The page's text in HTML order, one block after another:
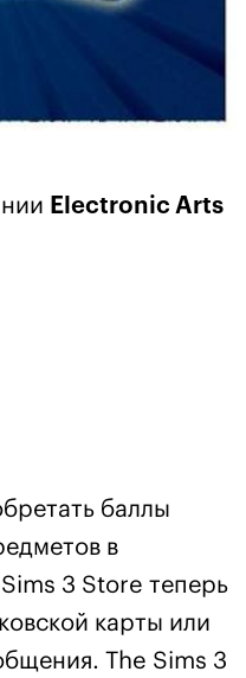
Electronic Arts
баллы
в
3 Store теперь
карты или
The Sims 3